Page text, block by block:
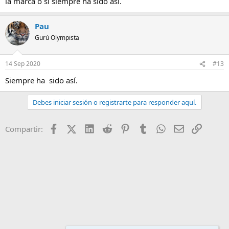
Pau
Gurú Olympista
14 Sep 2020 #13
Siempre ha sido así.
Debes iniciar sesión o registrarte para responder aquí.
Compartir: FacebookX (Twitter)
LinkedIn
Reddit PinterestTumblr WhatsApp
EmailEnlace